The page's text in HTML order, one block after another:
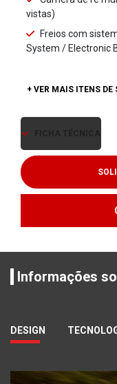
vistas)
Freios com
System / Electronic
+ VER MAIS ITENS DE
Informações
DESIGN